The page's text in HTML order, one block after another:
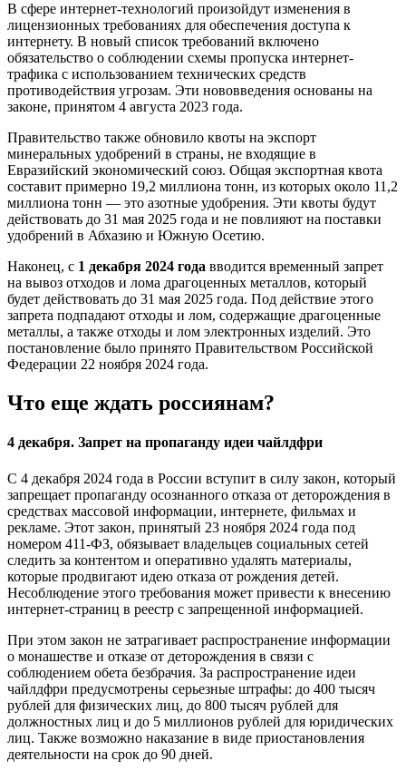
В сфере интернет-технологий произойдут изменения в
лицензионных требованиях для обеспечения доступа к
интернету. В новый список требований включено
обязательство о соблюдении схемы пропуска интернет-
трафика с использованием технических средств
противодействия угрозам. Эти нововведения основаны на
законе, принятом 4 августа 2023 года.
Правительство также обновило квоты на экспорт
минеральных удобрений в страны, не входящие в
Евразийский экономический союз. Общая экспортная квота
составит примерно 19,2 миллиона тонн, из которых около 11,2
миллиона тонн — это азотные удобрения. Эти квоты будут
действовать до 31 мая 2025 года и не повлияют на поставки
удобрений в Абхазию и Южную Осетию.
Наконец, с 1 декабря 2024 года вводится временный запрет
на вывоз отходов и лома драгоценных металлов, который
будет действовать до 31 мая 2025 года. Под действие этого
запрета подпадают отходы и лом, содержащие драгоценные
металлы, а также отходы и лом электронных изделий. Это
постановление было принято Правительством Российской
Федерации 22 ноября 2024 года.
Что еще ждать россиянам?
4 декабря. Запрет на пропаганду идеи чайлдфри
С 4 декабря 2024 года в России вступит в силу закон, который
запрещает пропаганду осознанного отказа от деторождения в
средствах массовой информации, интернете, фильмах и
рекламе. Этот закон, принятый 23 ноября 2024 года под
номером 411-ФЗ, обязывает владельцев социальных сетей
следить за контентом и оперативно удалять материалы,
которые продвигают идею отказа от рождения детей.
Несоблюдение этого требования может привести к внесению
интернет-страниц в реестр с запрещенной информацией.
При этом закон не затрагивает распространение информации
о монашестве и отказе от деторождения в связи с
соблюдением обета безбрачия. За распространение идеи
чайлдфри предусмотрены серьезные штрафы: до 400 тысяч
рублей для физических лиц, до 800 тысяч рублей для
должностных лиц и до 5 миллионов рублей для юридических
лиц. Также возможно наказание в виде приостановления
деятельности на срок до 90 дней.